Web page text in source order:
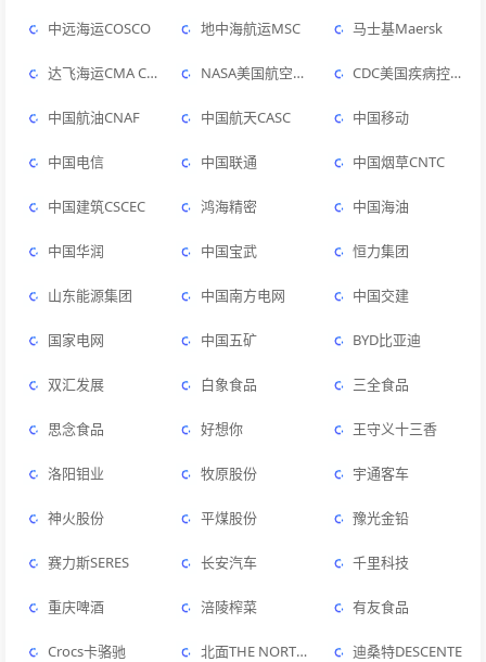
中远海运COSCO 地中海航运MSC 马士基Maersk
达飞海运CMA CGM NASA美国航空航天局 CDC美国疾病控制与预防中心
中国航油CNAF 中国航天CASC 中国移动
中国电信 中国联通 中国烟草CNTC
中国建筑CSCEC 鸿海精密 中国海油
中国华润 中国宝武 恒力集团
山东能源集团 中国南方电网 中国交建
国家电网 中国五矿 BYD比亚迪
双汇发展 白象食品 三全食品
思念食品 好想你 王守义十三香
洛阳钼业 牧原股份 宇通客车‌
神火股份 平煤股份 豫光金铅
赛力斯SERES 长安汽车 千里科技
‌重庆啤酒 涪陵榨菜 有友食品
Crocs卡骆驰 北面THE NORTH FACE 迪桑特DESCENTE